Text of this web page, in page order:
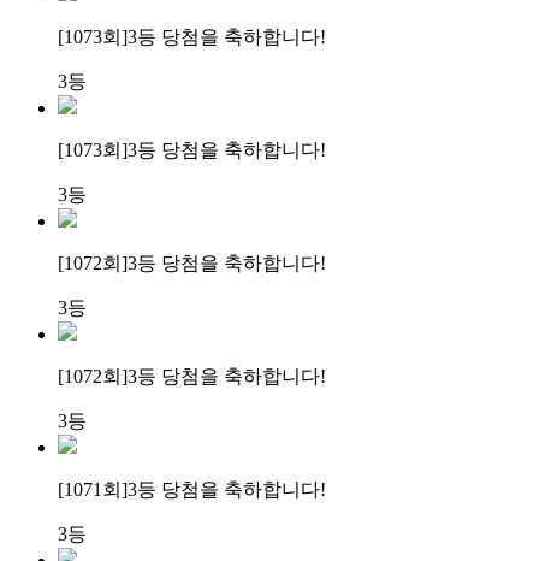
[1073회]3등 당첨을 축하합니다!
3등
[1073회]3등 당첨을 축하합니다!
3등
[1072회]3등 당첨을 축하합니다!
3등
[1072회]3등 당첨을 축하합니다!
3등
[1071회]3등 당첨을 축하합니다!
3등